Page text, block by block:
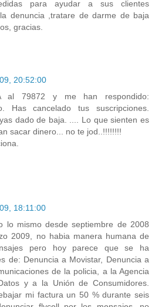
para ayudar a sus clientes
denuncia ,tratare de darme de baja
gracias.
20:52:00
al 79872 y me han respondido:
Has cancelado tus suscripciones.
dado de baja. .... Lo que sienten es
sacar dinero... no te jod..!!!!!!!!
18:11:00
lo mismo desde septiembre de 2008
2009, no habia manera humana de
pero hoy parece que se ha
de: Denuncia a Movistar, Denuncia a
de la policia, a la Agencia
y a la Unión de Consumidores.
mi factura un 50 % durante seis